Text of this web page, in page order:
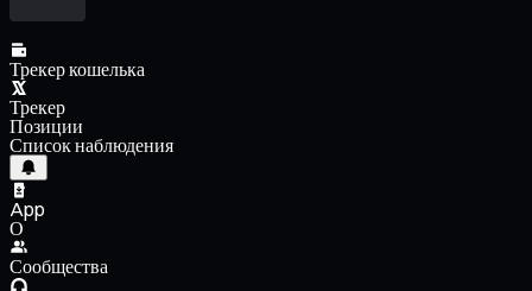
Трекер кошелька
Трекер
Позиции
Список наблюдения
App
О
Сообщества